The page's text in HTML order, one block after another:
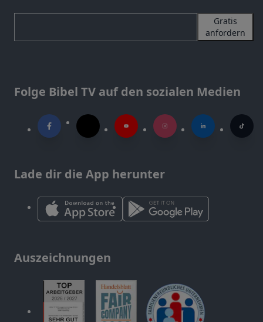
Gratis
anfordern
Folge Bibel TV auf den sozialen Medien
Lade dir die App herunter
Auszeichnungen